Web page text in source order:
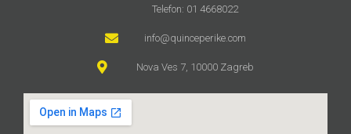
Telefon: 01 4668022
info@quinceperike.com
Nova Ves 7, 10000 Zagreb